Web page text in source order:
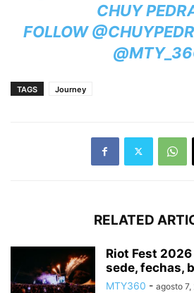
CHUY
FOLLOW
TAGS Journey
RELATED
Riot Fest
sede, fechas,
MTY360 - agosto 7,